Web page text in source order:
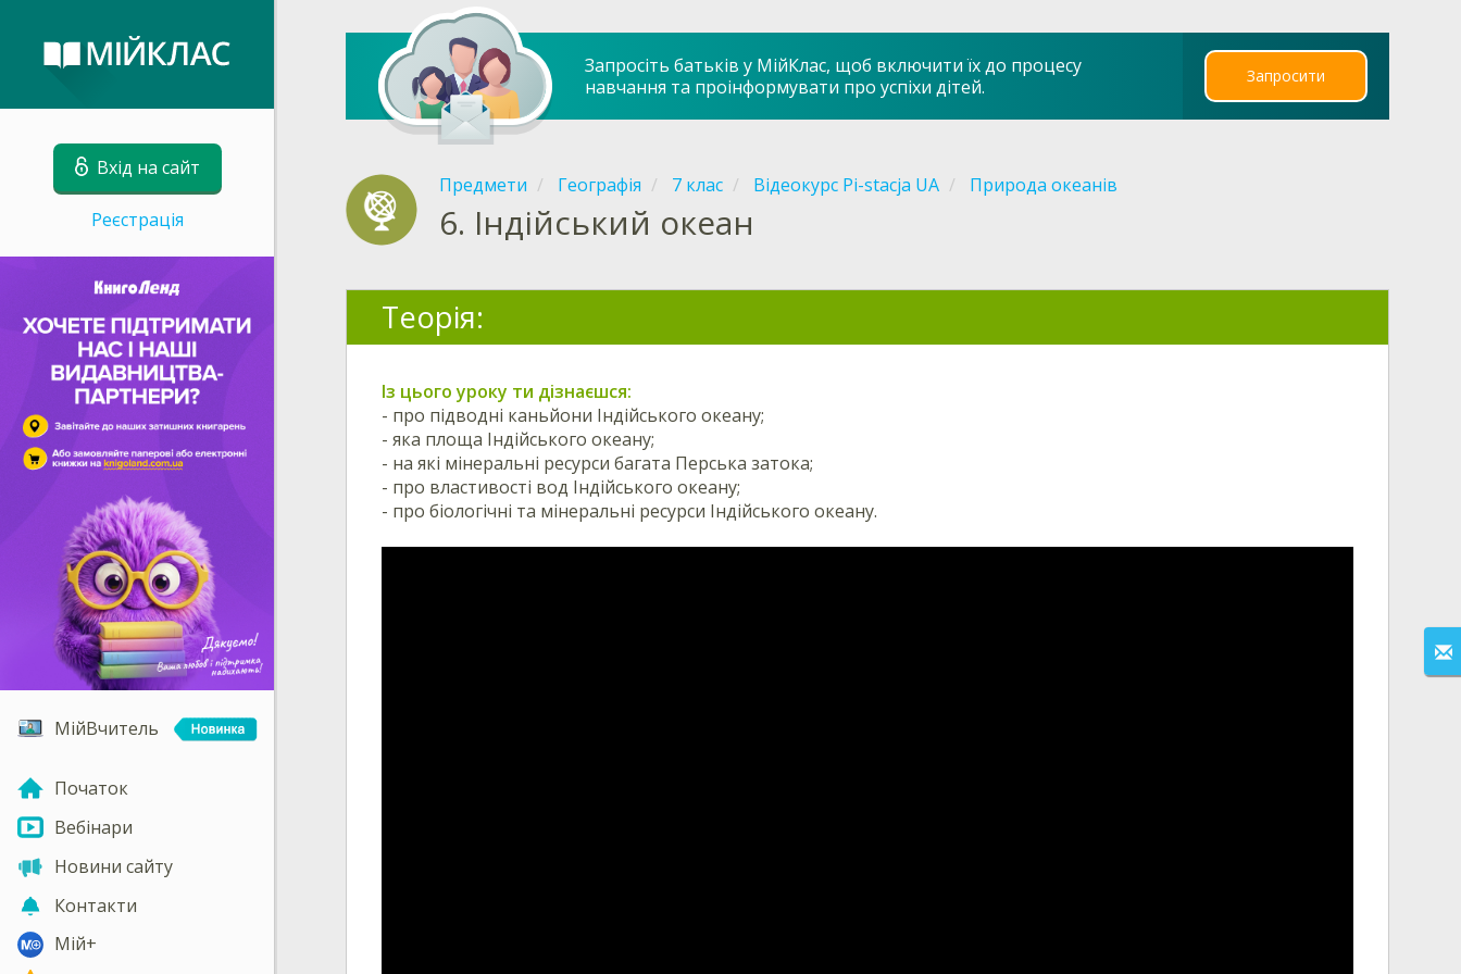
Вхід на сайт
Реєстрація
МійВчитель
Початок
Вебінари
Новини сайту
Контакти
Мій+
Запросіть батьків у МійКлас, щоб включити їх до процесу
навчання та проінформувати про успіхи дітей.
Запросити
Предмети Географія 7 клас Відеокурс Pi-stacja UA Природа океанів
6. Індійський океан
Теорія:
Із цього уроку ти дізнаєшся:
- про підводні каньйони Індійського океану;
- яка площа Індійського океану;
- на які мінеральні ресурси багата Перська затока;
- про властивості вод Індійського океану;
- про біологічні та мінеральні ресурси Індійського океану.